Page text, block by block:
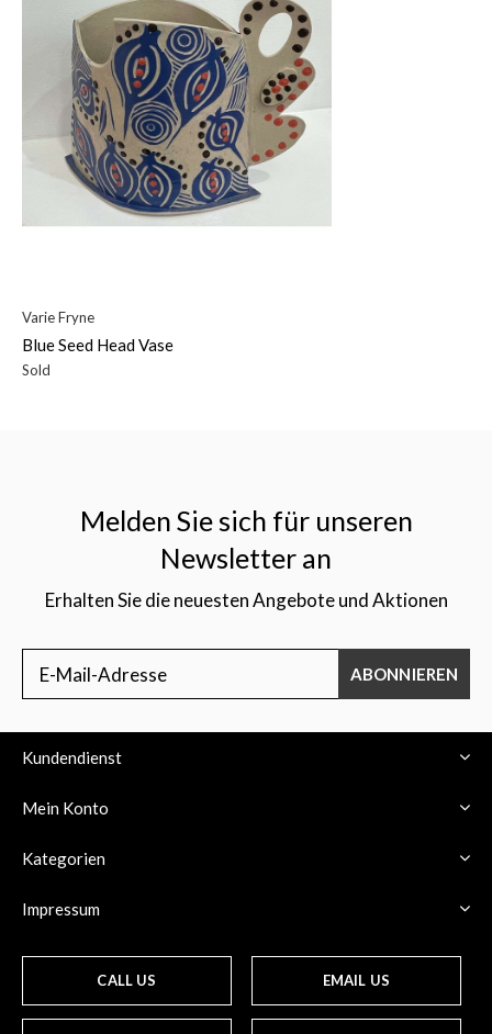
Varie Fryne
Blue Seed Head Vase
Sold
Melden Sie sich für unseren
Newsletter an
Erhalten Sie die neuesten Angebote und Aktionen
ABONNIEREN
Kundendienst
Mein Konto
Kategorien
Impressum
CALL US EMAIL US